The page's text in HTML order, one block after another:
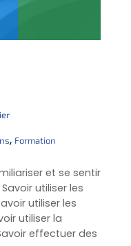
, Formation
et se sentir
utiliser les
utiliser les
utiliser la
effectuer des